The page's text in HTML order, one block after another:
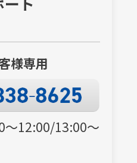
様専用
～12:00/13:00～